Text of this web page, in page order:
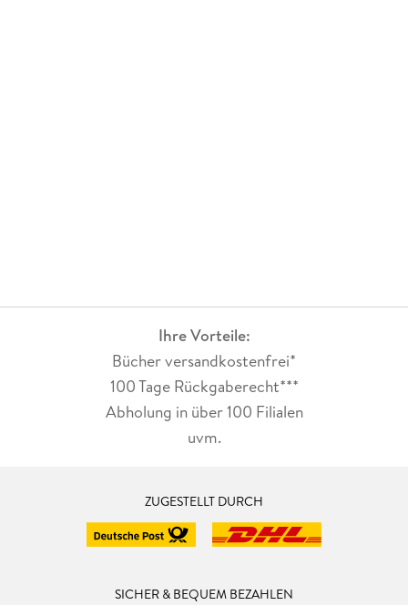
Ihre Vorteile:
Bücher versandkostenfrei*
100 Tage Rückgaberecht***
Abholung in über 100 Filialen
uvm.
ZUGESTELLT DURCH
SICHER & BEQUEM BEZAHLEN